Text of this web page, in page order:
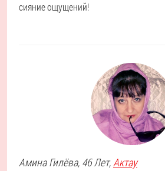
сияние ощущений!
Амина Гилёва, 46 Лет,Актау